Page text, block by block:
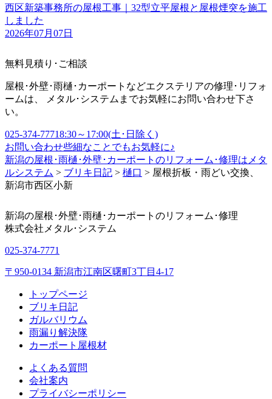
西区新築事務所の屋根工事｜32型立平屋根と屋根煙突を施工
しました
2026年07月07日
無料見積り･ご相談
屋根･外壁･雨樋･カーポートなどエクステリアの修理･リフォ
ームは、 メタル･システムまでお気軽にお問い合わせ下さ
い。
025-374-77718:30～17:00(土･日除く)
お問い合わせ些細なことでもお気軽に♪
新潟の屋根･雨樋･外壁･カーポートのリフォーム･修理はメタ
ルシステム > ブリキ日記 > 樋口 > 屋根折板・雨どい交換、
新潟市西区小新
新潟の屋根･外壁･雨樋･カーポートのリフォーム･修理
株式会社 メタル･システム
025-374-7771
〒950-0134 新潟市江南区曙町3丁目4-17
トップページ
ブリキ日記
ガルバリウム
雨漏り解決隊
カーポート屋根材
よくある質問
会社案内
プライバシーポリシー